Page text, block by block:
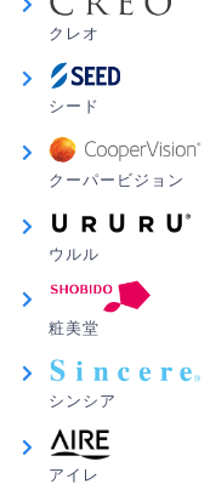
めは処方箋が要ら
たが、半年使って
マロン さん
届いてすぐ
れに辿り着きまし
ってるなと思う！
meme さん
とても良い
眼科から処方され
が、少し高くて値
から出ているこち
た。1週間と少し使
クレオ
シード
クーパービジョン
ウルル
粧美堂
シンシア
アイレ